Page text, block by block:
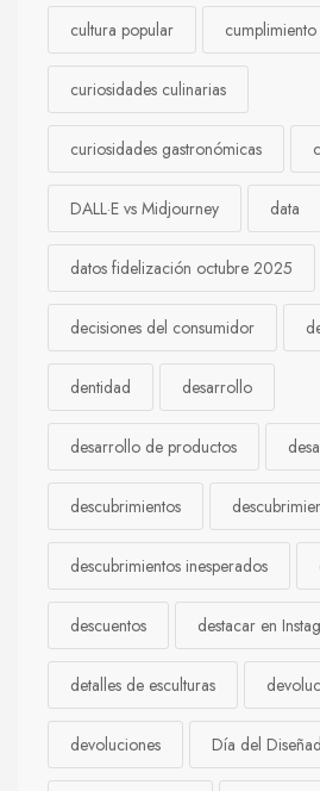
cultura popular
curiosidades culinarias
curiosidades gastronómicas
DALL·E vs Midjourney data
datos fidelización octubre 2025
decisiones del consumidor
dentidad desarrollo
desarrollo de productos
descubrimientos
descubrimientos inesperados
descuentos destacar en
detalles de esculturas
devoluciones Día del